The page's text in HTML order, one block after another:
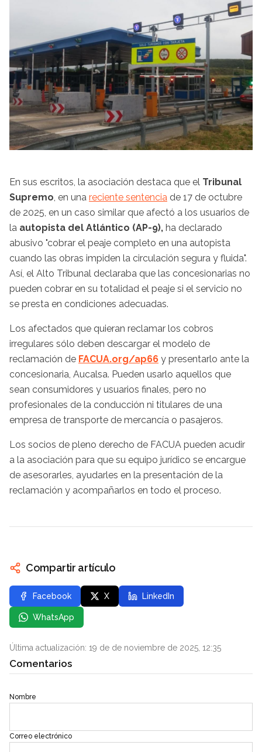
En sus escritos, la asociación destaca que el Tribunal
Supremo, en una reciente sentencia de 17 de octubre
de 2025, en un caso similar que afectó a los usuarios de
la autopista del Atlántico (AP-9), ha declarado
abusivo "cobrar el peaje completo en una autopista
cuando las obras impiden la circulación segura y fluida".
Así, el Alto Tribunal declaraba que las concesionarias no
pueden cobrar en su totalidad el peaje si el servicio no
se presta en condiciones adecuadas.
Los afectados que quieran reclamar los cobros
irregulares sólo deben descargar el modelo de
reclamación de FACUA.org/ap66 y presentarlo ante la
concesionaria, Aucalsa. Pueden usarlo aquellos que
sean consumidores y usuarios finales, pero no
profesionales de la conducción ni titulares de una
empresa de transporte de mercancía o pasajeros.
Los socios de pleno derecho de FACUA pueden acudir
a la asociación para que su equipo jurídico se encargue
de asesorarles, ayudarles en la presentación de la
reclamación y acompañarlos en todo el proceso.
Compartir artículo
Facebook X LinkedIn
WhatsApp
Última actualización: 19 de de noviembre de 2025, 12:35
Comentarios
Nombre
Correo electrónico